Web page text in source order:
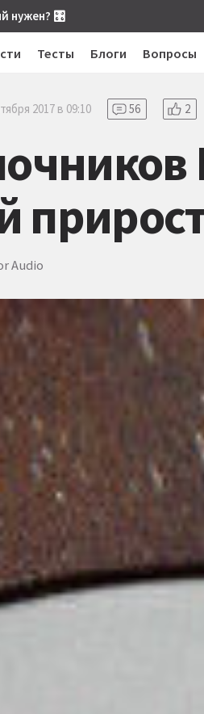
нужен? 🎛
Тесты Блоги Вопросы
2017 в 09:10 56 2
Audio